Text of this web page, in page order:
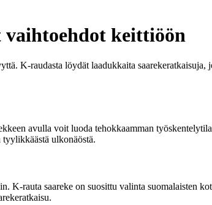
vaihtoehdot keittiöön
K-raudasta löydät laadukkaita
avulla voit luoda tehokkaamman
ulkonäöstä.
rauta saareke on suosittu valinta suomalaisten